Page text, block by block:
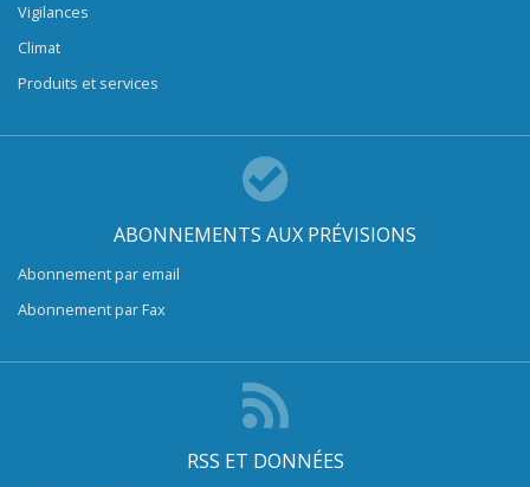
Vigilances
Climat
Produits et services
ABONNEMENTS AUX PRÉVISIONS
Abonnement par email
Abonnement par Fax
RSS ET DONNÉES